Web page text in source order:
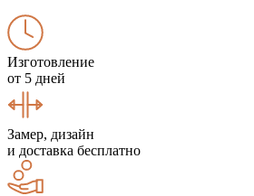
Изготовление
от 5 дней
Замер, дизайн
и доставка бесплатно